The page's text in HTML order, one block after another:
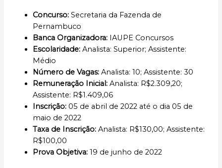
Concurso:Secretaria da Fazenda de
Pernambuco
Banca Organizadora: IAUPE Concursos
Escolaridade: Analista: Superior; Assistente:
Médio
Número de Vagas:Analista: 10; Assistente: 30
Remuneração Inicial: Analista: R$2.309,20;
Assistente: R$1.409,06
Inscrição: 05 de abril de 2022 até o dia 05 de
maio de 2022
Taxa de Inscrição:Analista: R$130,00; Assistente:
R$100,00
Prova Objetiva: 19 de junho de 2022